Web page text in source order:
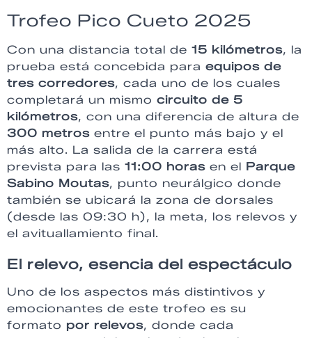
Trofeo Pico Cueto 2025
Con una distancia total de 15 kilómetros, la
prueba está concebida para equipos de
tres corredores, cada uno de los cuales
completará un mismo circuito de 5
kilómetros, con una diferencia de altura de
300 metros entre el punto más bajo y el
más alto. La salida de la carrera está
prevista para las 11:00 horas en el Parque
Sabino Moutas, punto neurálgico donde
también se ubicará la zona de dorsales
(desde las 09:30 h), la meta, los relevos y
el avituallamiento final.
El relevo, esencia del espectáculo
Uno de los aspectos más distintivos y
emocionantes de este trofeo es su
formato por relevos, donde cada